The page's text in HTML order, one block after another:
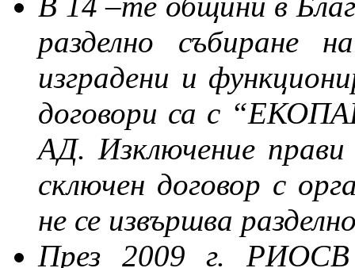
разделно събиране
изградени и
договори са с
АД. Изключение
сключен договор с
не се извършва
През 2009 г. РИОСВ